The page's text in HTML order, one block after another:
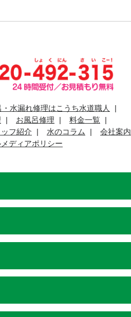
水漏れ修理はこうち水道職人
お風呂修理
料金一覧
ッフ紹介 水のコラム
会社案内
ディアポリシー